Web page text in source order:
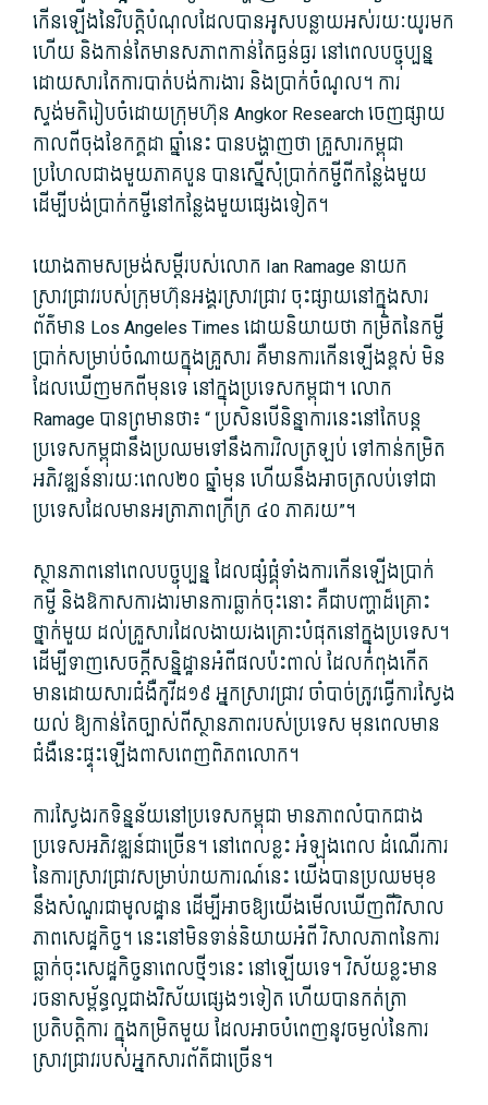
កើនឡើង​នៃ​វិបត្តិ​បំណុល​ដែល​បាន​អូស​បន្លាយ​អស់​រយៈ​យូរ​មក​
ហើយ និង​កាន់តែ​មាន​សភាព​កាន់តែ​ធ្ងន់ធ្ងរ នៅពេល​បច្ចុប្បន្ន
ដោយសារតែ​ការបាត់បង់​ការងារ និង​ប្រាក់ចំណូល។ ការ
ស្ទង់មតិ​រៀបចំ​ដោយក្រុម​ហ៊ុន Angkor Research ចេញផ្សាយ​
កាលពី​ចុងខែ​កក្គ​ដា ឆ្នាំនេះ បាន​បង្ហាញថា គ្រួសារ​កម្ពុជា​
ប្រហែល​ជាង​មួយ​ភាគ​បួន បាន​ស្នើសុំ​ប្រាក់កម្ចី​ពី​កន្លែង​មួយ
ដើម្បី​បង់ប្រាក់​កម្ចី​នៅកន្លែង​មួយផ្សេងទៀត។
យោង​តាម​សម្រង់​សម្តី​របស់​លោក Ian Ramage នាយក​
ស្រាវជ្រាវ​របស់​ក្រុមហ៊ុន​អង្គរ​ស្រាវជ្រាវ ចុះផ្សាយ​នៅក្នុង​សារ
ព័ត៌មាន Los Angeles Times ដោយ​និយាយ​ថា កម្រិត​នៃ​កម្ចី​
ប្រាក់​សម្រាប់​ចំណាយ​ក្នុង​គ្រួសារ គឺ​មានការ​កើនឡើង​ខ្ពស់ មិន
ដែល​ឃើញ​មក​ពីមុន​ទេ នៅក្នុង​ប្រទេស​កម្ពុជា។ លោក
Ramage បាន​ព្រមាន​ថា៖ “ ប្រសិនបើ​និន្នាការ​នេះ​នៅតែ​បន្ត
ប្រទេស​កម្ពុជា​នឹង​ប្រឈម​ទៅ​នឹង​ការ​វិលត្រឡប់ ទៅកាន់​កម្រិត​
អភិវឌ្ឍន៍​នា​រយៈពេល២០ ឆ្នាំមុន ហើយនឹង​អាច​ត្រលប់​ទៅជា​
ប្រទេស​ដែល​មាន​អត្រា​ភាព​ក្រីក្រ ៤០ ភាគរយ​”។
ស្ថានភាព​នៅពេល​បច្ចុប្បន្ន ដែល​ផ្សំផ្គុំ​ទាំង​ការ​កើនឡើង​ប្រាក់
កម្ចី និង​ឱកាស​ការងារ​មានការ​ធ្លាក់ចុះ​នោះ គឺជា​បញ្ហា​ដ៏​គ្រោះ
ថ្នាក់​មួយ ដល់​គ្រួសារ​ដែល​ងាយ​រងគ្រោះ​បំផុត​នៅក្នុង​ប្រទេស។
ដើម្បី​ទាញ​សេចក្តី​សន្និដ្ឋាន​អំពី​ផល​ប៉ះពាល់ ដែល​កំពុង​កើត
មាន​ដោយសារ​ជំងឺ​កូ​វីដ១៩ អ្នកស្រាវជ្រាវ ចាំបាច់​ត្រូវ​ធ្វើការ​ស្វែង
យល់ ឱ្យ​កាន់តែ​ច្បាស់​ពី​ស្ថានភាព​របស់​ប្រទេស មុន​ពេល​មាន​
ជំងឺ​នេះ​ផ្ទុះឡើង​ពាសពេញ​ពិភពលោក។
ការស្វែងរក​ទិន្នន័យ​នៅ​ប្រទេស​កម្ពុជា មាន​ភាព​លំបាក​ជាង​
ប្រទេស​អភិវឌ្ឍន៍​ជាច្រើន។ នៅពេល​ខ្លះ អំឡុង​ពេល ដំណើរការ​
នៃ​ការស្រាវជ្រាវ​សម្រាប់​រាយការណ៍​នេះ យើង​បាន​ប្រឈមមុខ
នឹង​សំណួរ​ជា​មូលដ្ឋាន ដើម្បី​អាច​ឱ្យ​យើង​មើលឃើញ​ពី​វិសាល
ភាព​សេដ្ឋកិច្ច។ នេះ​នៅ​មិនទាន់​និយាយ​អំពី វិសាលភាព​នៃ​ការ​
ធ្លាក់ចុះ​សេដ្ឋកិច្ច​នា​ពេល​ថ្មី​ៗនេះ នៅឡើយ​ទេ។ វិស័យ​ខ្លះ​មាន​
រចនាសម្ព័ន្ធ​ល្អ​ជាង​វិ​ស័យ​ផ្សេង​ៗទៀត ហើយ​បាន​កត់ត្រា​
ប្រតិបត្តិ​ការ ក្នុង​កម្រិត​មួយ ដែល​អាច​បំពេញ​នូវ​ចម្ងល់​នៃ​ការ
ស្រាវជ្រាវ​របស់​អ្នក​សារព័ត៌​ជាច្រើន។